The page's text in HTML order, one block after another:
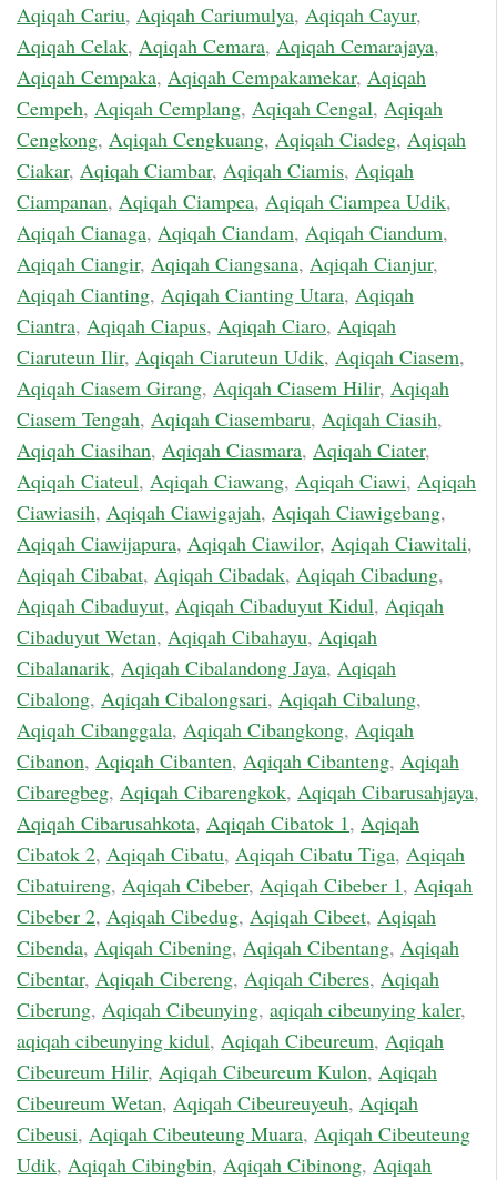
Aqiqah Cariu, Aqiqah Cariumulya, Aqiqah Cayur,
Aqiqah Celak, Aqiqah Cemara, Aqiqah Cemarajaya,
Aqiqah Cempaka, Aqiqah Cempakamekar, Aqiqah
Cempeh, Aqiqah Cemplang, Aqiqah Cengal, Aqiqah
Cengkong, Aqiqah Cengkuang, Aqiqah Ciadeg, Aqiqah
Ciakar, Aqiqah Ciambar, Aqiqah Ciamis, Aqiqah
Ciampanan, Aqiqah Ciampea, Aqiqah Ciampea Udik,
Aqiqah Cianaga, Aqiqah Ciandam, Aqiqah Ciandum,
Aqiqah Ciangir, Aqiqah Ciangsana, Aqiqah Cianjur,
Aqiqah Cianting, Aqiqah Cianting Utara, Aqiqah
Ciantra, Aqiqah Ciapus, Aqiqah Ciaro, Aqiqah
Ciaruteun Ilir, Aqiqah Ciaruteun Udik, Aqiqah Ciasem,
Aqiqah Ciasem Girang, Aqiqah Ciasem Hilir, Aqiqah
Ciasem Tengah, Aqiqah Ciasembaru, Aqiqah Ciasih,
Aqiqah Ciasihan, Aqiqah Ciasmara, Aqiqah Ciater,
Aqiqah Ciateul, Aqiqah Ciawang, Aqiqah Ciawi, Aqiqah
Ciawiasih, Aqiqah Ciawigajah, Aqiqah Ciawigebang,
Aqiqah Ciawijapura, Aqiqah Ciawilor, Aqiqah Ciawitali,
Aqiqah Cibabat, Aqiqah Cibadak, Aqiqah Cibadung,
Aqiqah Cibaduyut, Aqiqah Cibaduyut Kidul, Aqiqah
Cibaduyut Wetan, Aqiqah Cibahayu, Aqiqah
Cibalanarik, Aqiqah Cibalandong Jaya, Aqiqah
Cibalong, Aqiqah Cibalongsari, Aqiqah Cibalung,
Aqiqah Cibanggala, Aqiqah Cibangkong, Aqiqah
Cibanon, Aqiqah Cibanten, Aqiqah Cibanteng, Aqiqah
Cibaregbeg, Aqiqah Cibarengkok, Aqiqah Cibarusahjaya,
Aqiqah Cibarusahkota, Aqiqah Cibatok 1, Aqiqah
Cibatok 2, Aqiqah Cibatu, Aqiqah Cibatu Tiga, Aqiqah
Cibatuireng, Aqiqah Cibeber, Aqiqah Cibeber 1, Aqiqah
Cibeber 2, Aqiqah Cibedug, Aqiqah Cibeet, Aqiqah
Cibenda, Aqiqah Cibening, Aqiqah Cibentang, Aqiqah
Cibentar, Aqiqah Cibereng, Aqiqah Ciberes, Aqiqah
Ciberung, Aqiqah Cibeunying, aqiqah cibeunying kaler,
aqiqah cibeunying kidul, Aqiqah Cibeureum, Aqiqah
Cibeureum Hilir, Aqiqah Cibeureum Kulon, Aqiqah
Cibeureum Wetan, Aqiqah Cibeureuyeuh, Aqiqah
Cibeusi, Aqiqah Cibeuteung Muara, Aqiqah Cibeuteung
Udik, Aqiqah Cibingbin, Aqiqah Cibinong, Aqiqah